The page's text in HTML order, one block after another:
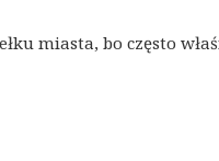
miasta, bo często